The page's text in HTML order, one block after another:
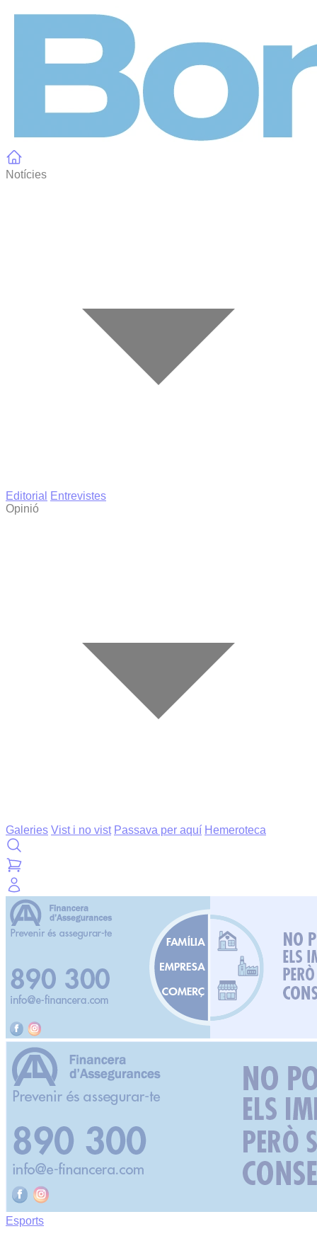
Notícies
Editorial
Entrevistes
Opinió
Galeries Vist i no vist Passava per aquí Hemeroteca
Esports